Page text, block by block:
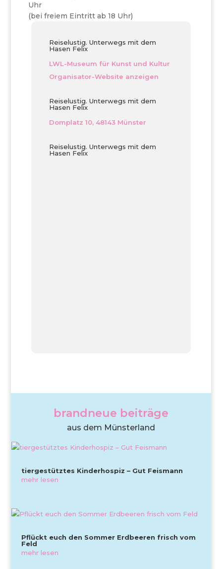
Uhr
(bei freiem Eintritt ab 18 Uhr)
Reiselustig. Unterwegs mit dem
Hasen Felix
LWL-Museum für Kunst und Kultur
Organisator-Website anzeigen
Reiselustig. Unterwegs mit dem
Hasen Felix
Domplatz 10, 48143 Münster
Reiselustig. Unterwegs mit dem
Hasen Felix
brandneue beiträge
aus dem Münsterland
tiergestütztes Kinderhospiz – Gut Feismann
mehr lesen
Pflückt euch den Sommer Erdbeeren frisch vom
Feld
mehr lesen